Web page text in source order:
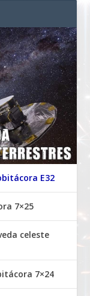
E32
7×25
celeste
7×24